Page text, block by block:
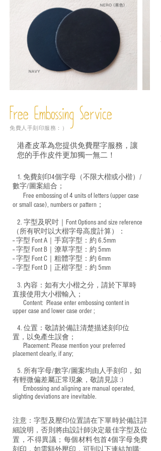
Free Embossing Service
免費人手刻印服務：）
港產皮革為您提供免費壓字服務，讓
您的手作皮件更加獨一無二！
1. 免費刻印4個字母（不限大楷或小楷）/
數字/圖案組合；
Free embossing of 4 units of letters (upper case
or small case), numbers or pattern；
2. 字型及呎吋｜ Font Options and size reference
（所有呎吋以大楷字母高度計算）：
-- 字型 Font A｜手寫字型：約 6.5mm
-- 字型 Font B｜潦草字型： 約 5mm
-- 字型 Font C｜粗體字型：約 6mm
-- 字型 Font D｜正楷字型： 約 5mm
3. 內容：如有大小楷之分，請於下單時
直接使用大小楷輸入；
​ Content: Please enter embossing content in
upper case and lower case order ;
4. 位置：敬請於備註清楚描述刻印位
置，以免產生誤會；
​ Placement: Please mention your preferred
placement clearly, if any;
5. 所有字母/數字/圖案均由人手刻印，如
有輕微偏差屬正常現象，敬請見諒 :)
​ Embossing and aligning are manual operated,
slighting deviations are inevitable.
注意：字型及壓印位置請在下單時於備註詳
細說明，否則將由設計師決定最佳字型及位
置，不得異議；每個材料包首4個字母免費